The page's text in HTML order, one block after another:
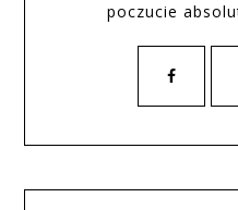
poczucie